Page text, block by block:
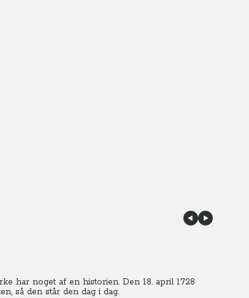
har noget af en historien. Den 18. april 1728
så den står den dag i dag.